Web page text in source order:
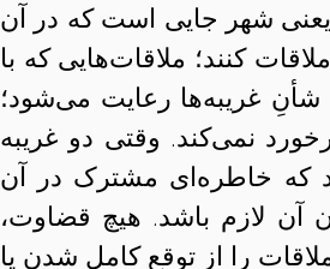
یعنی شهر جایی است که در آن
کنند؛ ملاقات‌هایی که با
شأنِ غریبه‌ها رعایت می‌شود؛
نمی‌کند. وقتی دو غریبه
که خاطره‌‌ای مشترک در آن
آن لازم باشد. هیچ قضاوت،
را از توقعِ کامل شدن یا